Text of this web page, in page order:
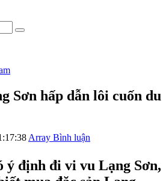
Sơn hấp dẫn lôi cuốn du
Array Bình luận
ý định đi vi vu Lạng Sơn,